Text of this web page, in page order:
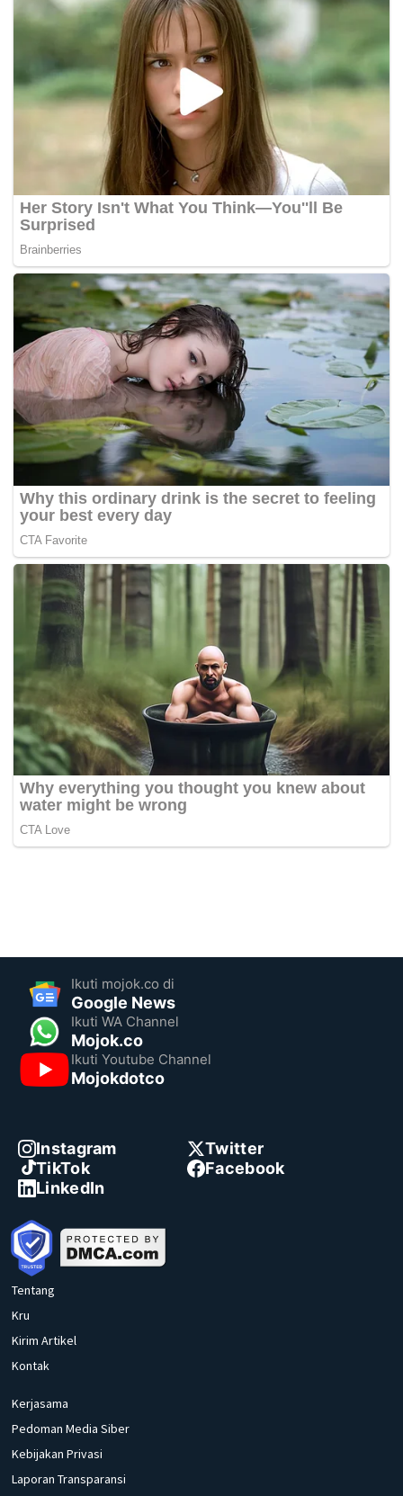
Ikuti mojok.co di
Google News
Ikuti WA Channel
Mojok.co
Ikuti Youtube Channel
Mojokdotco
Instagram
Twitter
TikTok
Facebook
LinkedIn
Tentang
Kru
Kirim Artikel
Kontak
Kerjasama
Pedoman Media Siber
Kebijakan Privasi
Laporan Transparansi